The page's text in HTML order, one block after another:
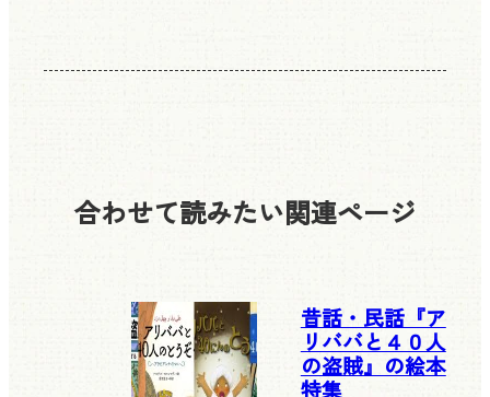
合わせて読みたい関連ページ
昔話・民話『ア
リババと４０人
の盗賊』の絵本
特集